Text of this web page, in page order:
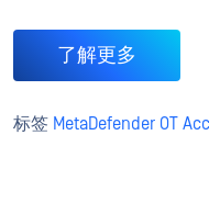
了解更多
标签 MetaDefender OT